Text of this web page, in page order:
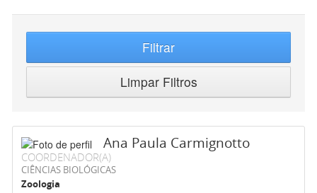
Filtrar
Limpar Filtros
Ana Paula Carmignotto
COORDENADOR(A)
CIÊNCIAS BIOLÓGICAS
Zoologia